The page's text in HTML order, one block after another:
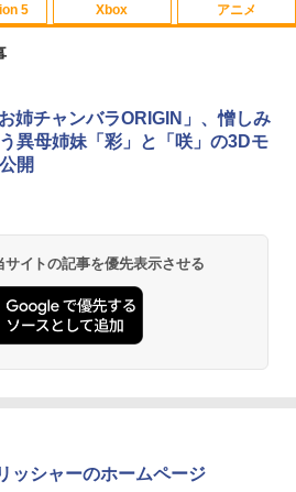
納可能】【新品】おそ松さん トッテ
プロン★アニメ『第3期』決定☆ア
レットSALE★
せ]
料無料】劇場版「鬼滅の刃」無限城
一章 猗窩座再来(通常版)【Blu-ra
/アニメーション[Blu-ray]【返品種別
4,400
猗窩座）】 劇場版「鬼滅の刃」無限
第一章 猗窩座再来
ード版
プラトゥーン レイダース -Switch2
5
本語専用 Console Language: Japan
only (CFI-2200B01)
of Reincarnation -PS5 【特典】
ダクトコード 封入
Xbox
ー + USB-C® ケーブル
正品】Xbox ワイヤレス コントロー
(ロボット ホワイト)
正品】Xbox ワイヤレス コントロー
アニメ
座再来 通常版 [Blu-ray]
場版「鬼滅の刃」無限城編 第一章 猗
再来 通常版 [DVD]
リジナル特典:オリジナル巾着＋メー
特典:【坤と離】二振りの剣、十翼よ
姉チャンバラORIGIN」、憎しみ
異母姉妹「彩」と「咲」の3Dモ
開
イトの記事を優先表示させる
ッシャーのホームページ